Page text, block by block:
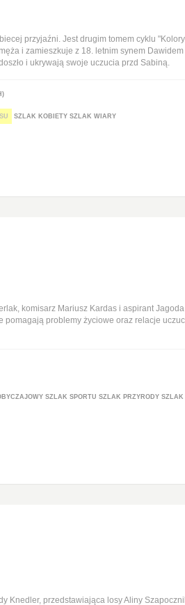
przyjaźni. Jest drugim tomem cyklu
i zamieszkuje z 18. letnim synem
i ukrywają swoje uczucia przd Sabiną.
SZLAK KOBIETY SZLAK WIARY
komisarz Mariusz Kardas i aspirant
problemy życiowe oraz relacje
SZLAK SPORTU SZLAK PRZYRODY SZLAK
Knedler, przedstawiająca losy Aliny